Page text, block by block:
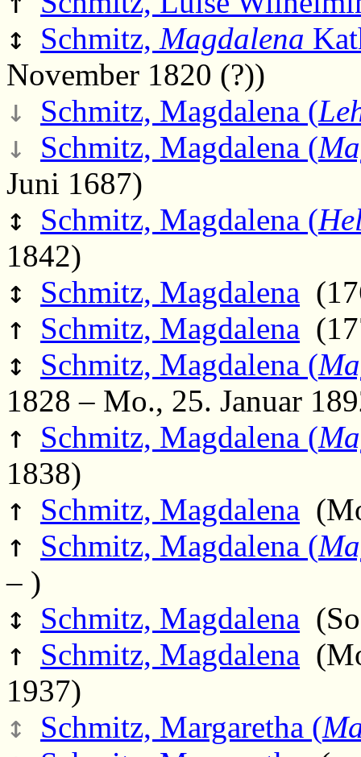
↕ Schmitz, Magdalena
November 1820 (?))
↓ Schmitz, Magdalena (
↓ Schmitz, Magdalena (
Juni 1687)
↕ Schmitz, Magdalena (
1842)
↕ Schmitz, Magdalena
↑ Schmitz, Magdalena
↕ Schmitz, Magdalena (
1828 – Mo., 25. Januar
↑ Schmitz, Magdalena (
1838)
↑ Schmitz, Magdalena
↑ Schmitz, Magdalena (
– )
↕ Schmitz, Magdalena
↑ Schmitz, Magdalena
1937)
↕ Schmitz, Margaretha (